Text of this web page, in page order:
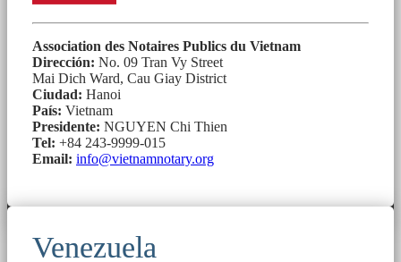
Association des Notaires Publics du Vietnam
Dirección: No. 09 Tran Vy Street
Mai Dich Ward, Cau Giay District
Ciudad: Hanoi
País: Vietnam
Presidente: NGUYEN Chi Thien
Tel: +84 243-9999-015
Email: info@vietnamnotary.org
Venezuela